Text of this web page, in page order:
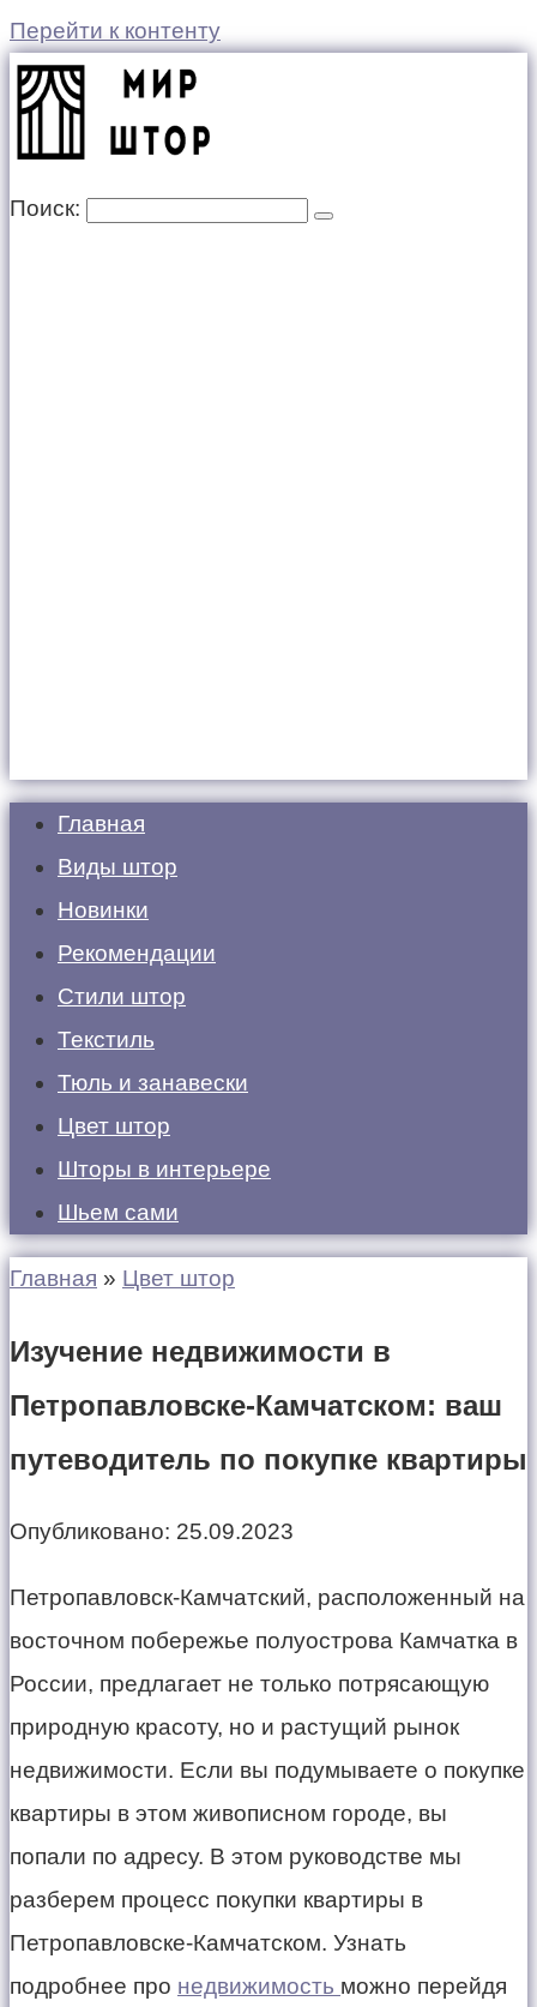
Перейти к контенту
Поиск:
Главная
Виды штор
Новинки
Рекомендации
Стили штор
Текстиль
Тюль и занавески
Цвет штор
Шторы в интерьере
Шьем сами
Главная » Цвет штор
Изучение недвижимости в
Петропавловске-Камчатском: ваш
путеводитель по покупке квартиры
Опубликовано: 25.09.2023
Петропавловск-Камчатский, расположенный на
восточном побережье полуострова Камчатка в
России, предлагает не только потрясающую
природную красоту, но и растущий рынок
недвижимости. Если вы подумываете о покупке
квартиры в этом живописном городе, вы
попали по адресу. В этом руководстве мы
разберем процесс покупки квартиры в
Петропавловске-Камчатском. Узнать
подробнее про недвижимость можно перейдя